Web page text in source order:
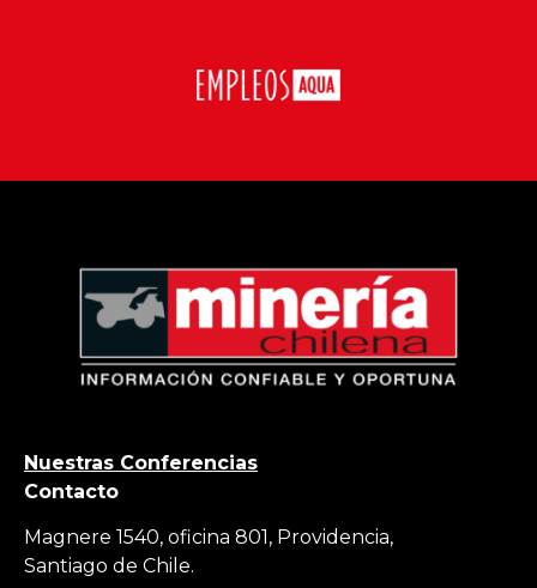
Nuestras Conferencias
Contacto
Magnere 1540, oficina 801, Providencia,
Santiago de Chile.